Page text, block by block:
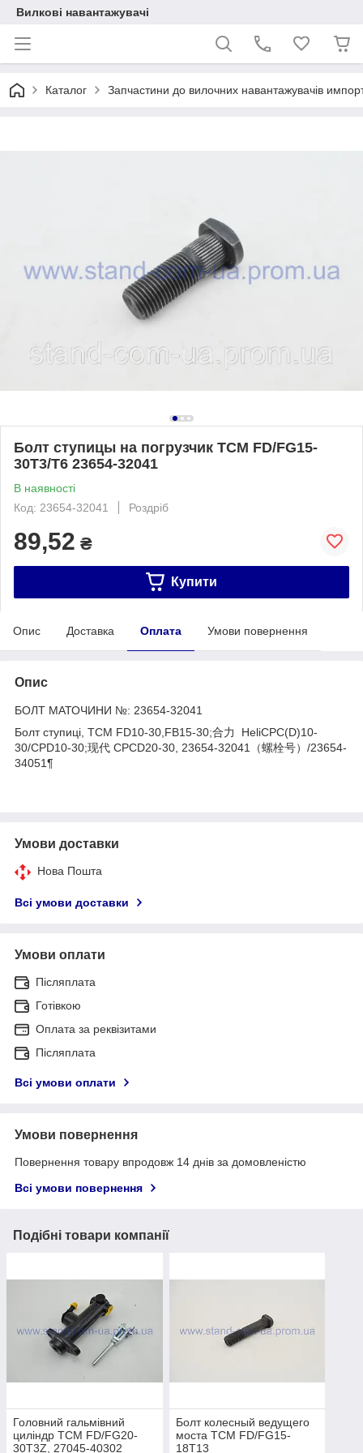
Вилкові навантажувачі
Каталог Запчастини до вилочних навантажувачів
Болт ступицы на погрузчик TCM FD/FG15-
30T3/T6 23654-32041
В наявності
Код: 23654-32041
Роздріб
89,52 ₴
Купити
Опис Доставка Оплата Умови повернення
Опис
БОЛТ МАТОЧИНИ №: 23654-32041
Болт ступиці, TCM FD10-30,FB15-30;合力 HeliCPC(D)10-
30/CPD10-30;现代 CPCD20-30, 23654-32041（螺栓号）/23654-
34051¶
Умови доставки
Нова Пошта
Всі умови доставки
Умови оплати
Післяплата
Готівкою
Оплата за реквізитами
Післяплата
Всі умови оплати
Умови повернення
Повернення товару впродовж 14 днів за домовленістю
Всі умови повернення
Подібні товари компанії
Головний гальмівний
циліндр TCM FD/FG20-
30T3Z, 27045-40302
Болт колесный ведущего
моста TCM FD/FG15-
18T13